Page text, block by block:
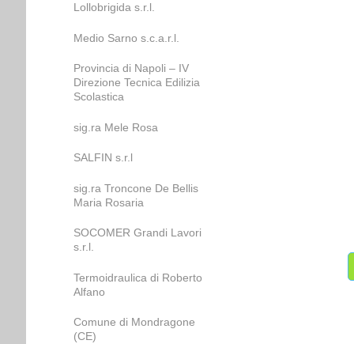
Lollobrigida s.r.l.
Medio Sarno s.c.a.r.l.
Provincia di Napoli – IV
Direzione Tecnica Edilizia
Scolastica
sig.ra Mele Rosa
SALFIN s.r.l
sig.ra Troncone De Bellis
Maria Rosaria
SOCOMER Grandi Lavori
s.r.l.
Termoidraulica di Roberto
Alfano
Comune di Mondragone
(CE)